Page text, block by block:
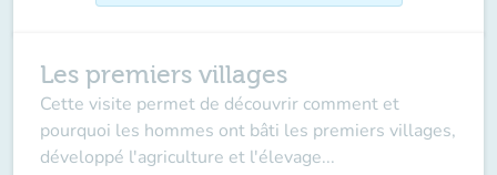
Les premiers villages
Cette visite permet de découvrir comment et
pourquoi les hommes ont bâti les premiers villages,
développé l'agriculture et l'élevage...